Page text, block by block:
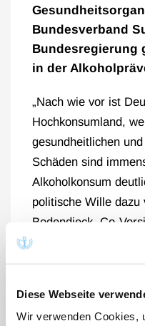
Diese Webseite
Wir verwenden Cookies,
Bundesverband
Bundesregierung
in der
„Nach wie vor ist
Hochkonsumland,
gesundheitlichen
Schäden sind
Alkoholkonsum
politische Wille dazu
Bodendieck, Co-
„Sucht und Drogen“
Suchtfragen (DHS),
für Suchtforschung